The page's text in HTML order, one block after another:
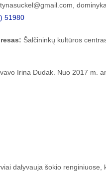
51980
Šalčininkų kultūros
Irina Dudak. Nuo 2017 m.
dalyvauja šokio renginiuose,